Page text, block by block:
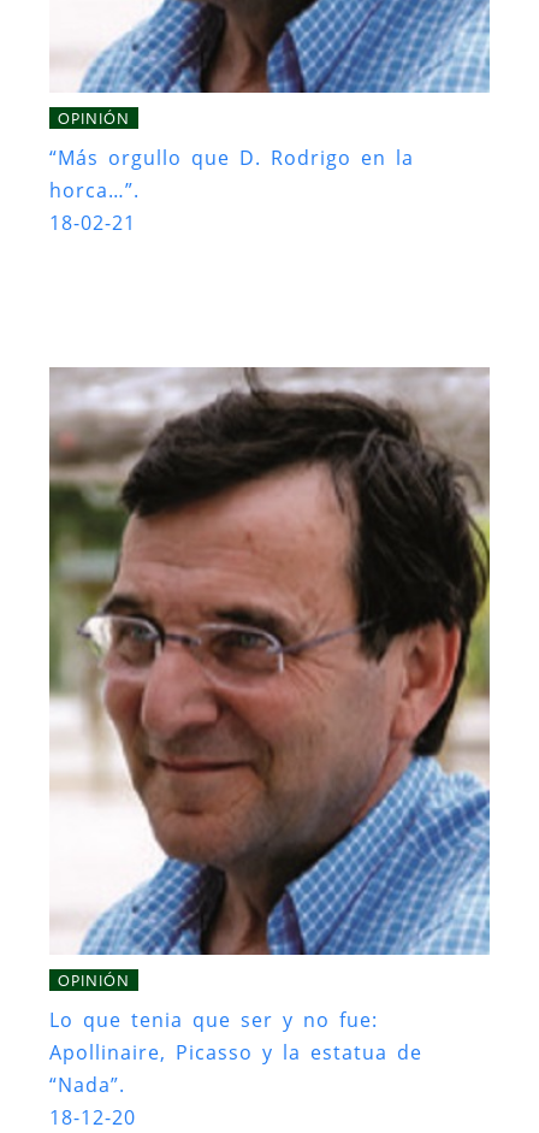
OPINIÓN
“Más orgullo que D. Rodrigo en la
horca…”.
18-02-21
OPINIÓN
Lo que tenia que ser y no fue:
Apollinaire, Picasso y la estatua de
“Nada”.
18-12-20